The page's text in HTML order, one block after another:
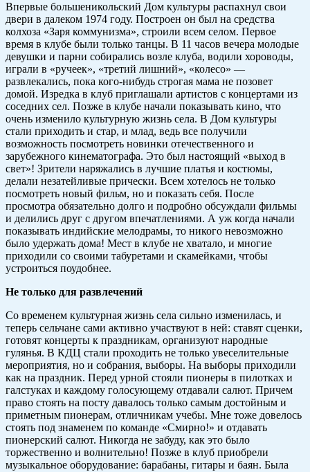
Впервые большеникольский Дом культуры распахнул свои
двери в далеком 1974 году. Построен он был на средства
колхоза «Заря коммунизма», строили всем селом. Первое
время в клубе были только танцы. В 11 часов вечера молодые
девушки и парни собирались возле клуба, водили хороводы,
играли в «ручеек», «третий лишний», «колесо» —
развлекались, пока кого-нибудь строгая мама не позовет
домой. Изредка в клуб приглашали артистов с концертами из
соседних сел. Позже в клубе начали показывать кино, что
очень изменило культурную жизнь села. В Дом культуры
стали приходить и стар, и млад, ведь все получили
возможность посмотреть новинки отечественного и
зарубежного кинематографа. Это был настоящий «выход в
свет»! Зрители наряжались в лучшие платья и костюмы,
делали незатейливые прически. Всем хотелось не только
посмотреть новый фильм, но и показать себя. После
просмотра обязательно долго и подробно обсуждали фильмы
и делились друг с другом впечатлениями. А уж когда начали
показывать индийские мелодрамы, то никого невозможно
было удержать дома! Мест в клубе не хватало, и многие
приходили со своими табуретами и скамейками, чтобы
устроиться поудобнее.
Не только для развлечений
Со временем культурная жизнь села сильно изменилась, и
теперь сельчане сами активно участвуют в ней: ставят сценки,
готовят концерты к праздникам, организуют народные
гулянья. В КДЦ стали проходить не только увеселительные
мероприятия, но и собрания, выборы. На выборы приходили
как на праздник. Перед урной стояли пионеры в пилотках и
галстуках и каждому голосующему отдавали салют. Причем
право стоять на посту давалось только самым достойным и
приметным пионерам, отличникам учебы. Мне тоже довелось
стоять под знаменем по команде «Смирно!» и отдавать
пионерский салют. Никогда не забуду, как это было
торжественно и волнительно! Позже в клуб приобрели
музыкальное оборудование: барабаны, гитары и баян. Была